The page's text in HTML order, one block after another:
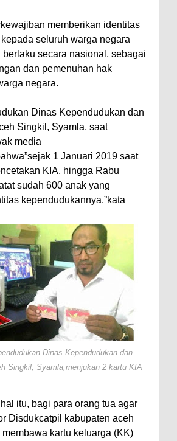
memberikan identitas
seluruh warga negara
berlaku secara nasional, sebagai
dan pemenuhan hak
negara.
Dinas Kependudukan dan
Singkil, Syamla, saat
media
1 Januari 2019 saat
KIA, hingga Rabu
sudah 600 anak yang
kependudukannya.”kata
Dinas Kependudukan dan
Singkil, Syamla,menjukan 2 kartu KIA
itu, bagi para orang tua agar
Disdukcatpil kabupaten aceh
kartu keluarga (KK)